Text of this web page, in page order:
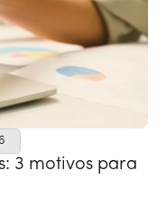
3 motivos para